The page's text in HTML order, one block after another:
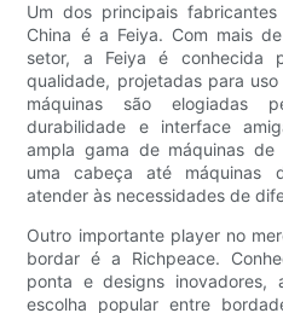
Um dos principais
China é a Feiya. Com mais
setor, a Feiya é conhecida
qualidade, projetadas para
máquinas são elogiadas
durabilidade e interface
ampla gama de máquinas
uma cabeça até máquinas
atender às necessidades de
Outro importante player no
bordar é a Richpeace.
ponta e designs inovadores,
escolha popular entre